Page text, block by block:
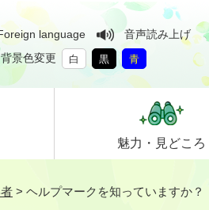
language
音声読み上げ
背景色変更 白 黒 青
魅力・ 見どころ
> ヘルプマークを知っていますか？